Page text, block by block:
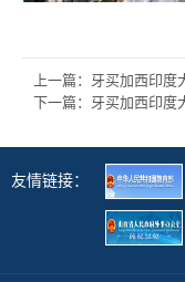
友情链接：